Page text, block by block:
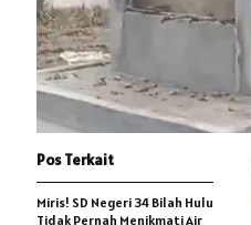
Pos Terkait
Miris! SD Negeri 34 Bilah Hulu
Tidak Pernah Menikmati Air